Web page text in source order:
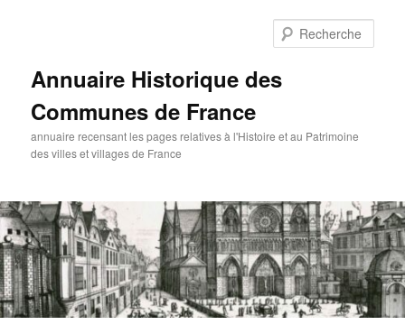
Annuaire Historique des
Communes de France
annuaire recensant les pages relatives à l'Histoire et au Patrimoine
des villes et villages de France